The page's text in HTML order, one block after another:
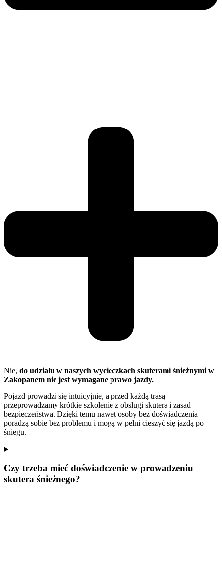
Nie, do udziału w naszych wycieczkach skuterami śnieżnymi w
Zakopanem nie jest wymagane prawo jazdy.
Pojazd prowadzi się intuicyjnie, a przed każdą trasą
przeprowadzamy krótkie szkolenie z obsługi skutera i zasad
bezpieczeństwa. Dzięki temu nawet osoby bez doświadczenia
poradzą sobie bez problemu i mogą w pełni cieszyć się jazdą po
śniegu.
Czy trzeba mieć doświadczenie w prowadzeniu
skutera śnieżnego?